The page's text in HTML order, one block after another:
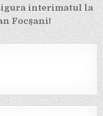
interimatul la
Focșani!